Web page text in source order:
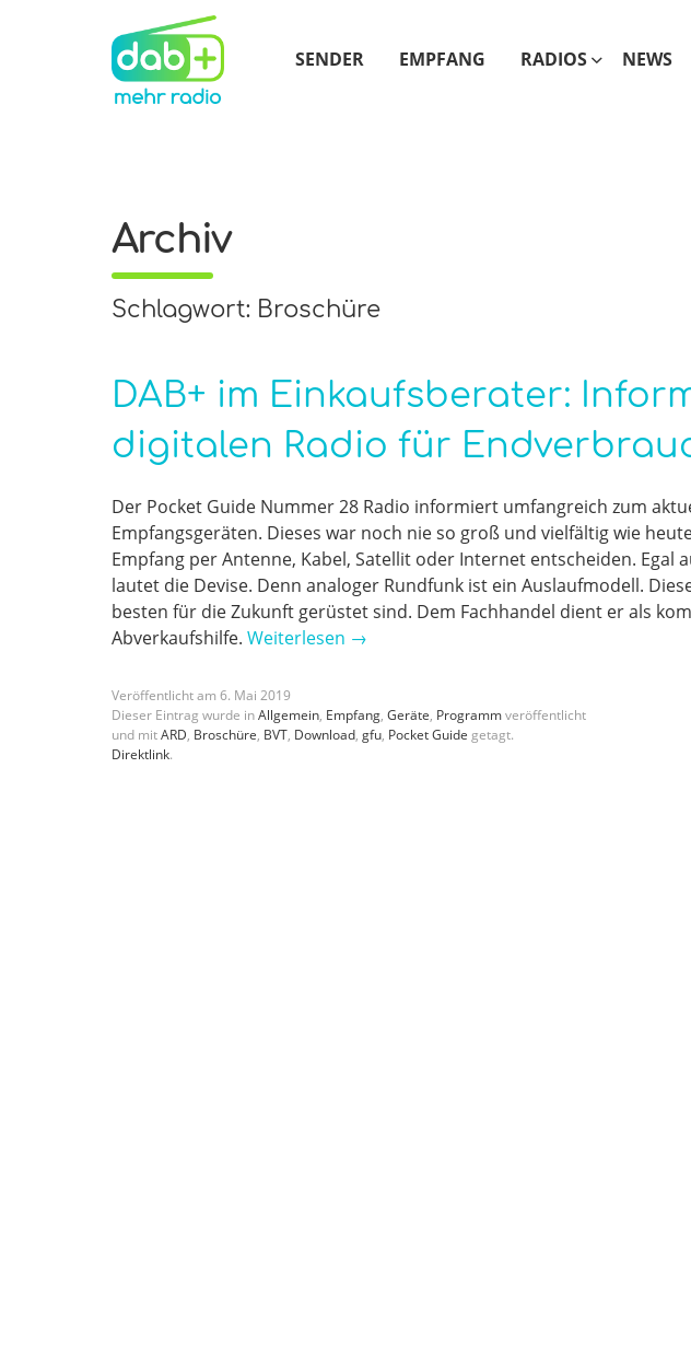
SENDER EMPFANG RADIOS NEWS
Archiv
Schlagwort: Broschüre
DAB+ im Einkaufsberater:
digitalen Radio für
Der Pocket Guide Nummer 28 Radio informiert umfangreich zum
Empfangsgeräten. Dieses war noch nie so groß und vielfältig wie
Empfang per Antenne, Kabel, Satellit oder Internet entscheiden. Egal
lautet die Devise. Denn analoger Rundfunk ist ein Auslaufmodell.
besten für die Zukunft gerüstet sind. Dem Fachhandel dient er als
Abverkaufshilfe. Weiterlesen →
Veröffentlicht am 6. Mai 2019
Dieser Eintrag wurde inAllgemein, Empfang, Geräte, Programmveröffentlicht
und mitARD, Broschüre, BVT, Download, gfu, Pocket Guide getagt.
Direktlink.